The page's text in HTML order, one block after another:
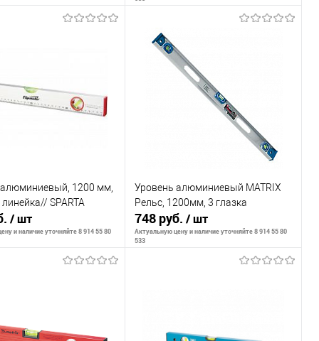
В наличии
К сравнению
В наличии
1200 мм,
линейка// SPARTA
/ шт
и наличие уточняйте 8 914 55 80
Уровень алюминиевый MATRIX
Рельс, 1200мм, 3 глазка
748 руб./ шт
Актуальную цену и наличие уточняйте 8 914 55 80
533
К сравнению